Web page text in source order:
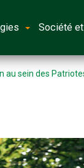
Société
au sein des